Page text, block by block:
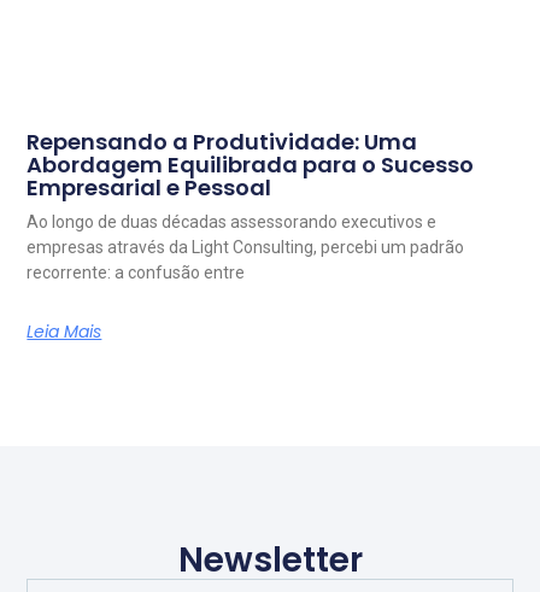
Repensando a Produtividade: Uma
Abordagem Equilibrada para o Sucesso
Empresarial e Pessoal
Ao longo de duas décadas assessorando executivos e
empresas através da Light Consulting, percebi um padrão
recorrente: a confusão entre
Leia Mais
Newsletter